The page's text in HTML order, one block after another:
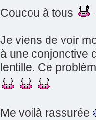
Coucou à tous
Je viens de voir
à une conjonctive
lentille. Ce
Me voilà rassurée